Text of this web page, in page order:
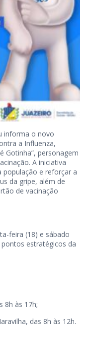
informa o novo
a Influenza,
Gotinha”, personagem
A iniciativa
população e reforçar a
da gripe, além de
de vacinação
feira (18) e sábado
estratégicos da
8h às 17h;
das 8h às 12h.